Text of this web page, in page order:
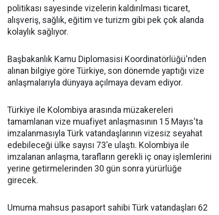
politikası sayesinde vizelerin kaldırılması ticaret,
alışveriş, sağlık, eğitim ve turizm gibi pek çok alanda
kolaylık sağlıyor.
Başbakanlık Kamu Diplomasisi Koordinatörlüğü'nden
alınan bilgiye göre Türkiye, son dönemde yaptığı vize
anlaşmalarıyla dünyaya açılmaya devam ediyor.
Türkiye ile Kolombiya arasında müzakereleri
tamamlanan vize muafiyet anlaşmasının 15 Mayıs'ta
imzalanmasıyla Türk vatandaşlarının vizesiz seyahat
edebileceği ülke sayısı 73'e ulaştı. Kolombiya ile
imzalanan anlaşma, tarafların gerekli iç onay işlemlerini
yerine getirmelerinden 30 gün sonra yürürlüğe
girecek.
Umuma mahsus pasaport sahibi Türk vatandaşları 62